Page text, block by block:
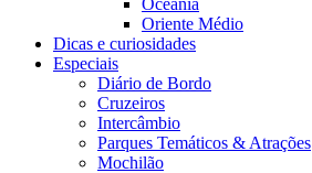
Oriente Médio
Dicas e curiosidades
Especiais
Diário de Bordo
Cruzeiros
Intercâmbio
Parques Temáticos & Atrações
Mochilão